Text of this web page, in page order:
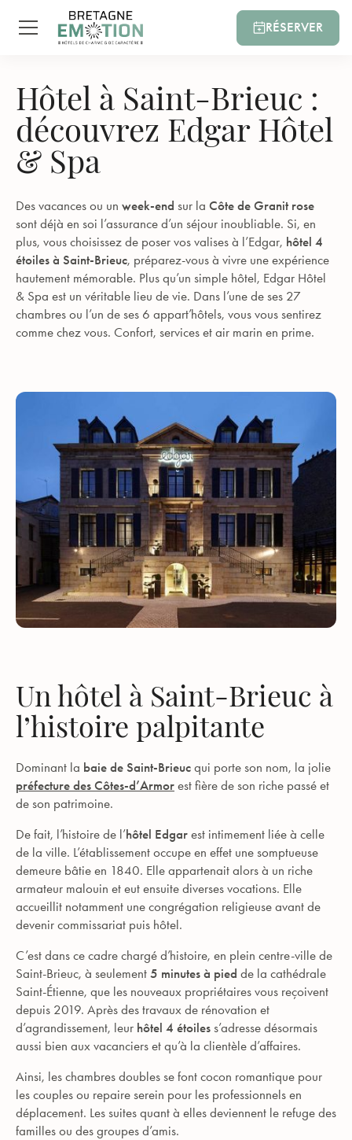
RÉSERVER
Hôtel à Saint-Brieuc :
découvrez Edgar Hôtel
& Spa
Des vacances ou un week-end sur la Côte de Granit rose
sont déjà en soi l’assurance d’un séjour inoubliable. Si, en
plus, vous choisissez de poser vos valises à l’Edgar, hôtel 4
étoiles à Saint-Brieuc, préparez-vous à vivre une expérience
hautement mémorable. Plus qu’un simple hôtel, Edgar Hôtel
& Spa est un véritable lieu de vie. Dans l’une de ses 27
chambres ou l’un de ses 6 appart’hôtels, vous vous sentirez
comme chez vous. Confort, services et air marin en prime.
Un hôtel à Saint-Brieuc à
l’histoire palpitante
Dominant la baie de Saint-Brieuc qui porte son nom, la jolie
préfecture des Côtes-d’Armor est fière de son riche passé et
de son patrimoine.
De fait, l’histoire de l’hôtel Edgar est intimement liée à celle
de la ville. L’établissement occupe en effet une somptueuse
demeure bâtie en 1840. Elle appartenait alors à un riche
armateur malouin et eut ensuite diverses vocations. Elle
accueillit notamment une congrégation religieuse avant de
devenir commissariat puis hôtel.
C’est dans ce cadre chargé d’histoire, en plein centre-ville de
Saint-Brieuc, à seulement 5 minutes à pied de la cathédrale
Saint-Étienne, que les nouveaux propriétaires vous reçoivent
depuis 2019. Après des travaux de rénovation et
d’agrandissement, leur hôtel 4 étoiles s’adresse désormais
aussi bien aux vacanciers et qu’à la clientèle d’affaires.
Ainsi, les chambres doubles se font cocon romantique pour
les couples ou repaire serein pour les professionnels en
déplacement. Les suites quant à elles deviennent le refuge des
familles ou des groupes d’amis.